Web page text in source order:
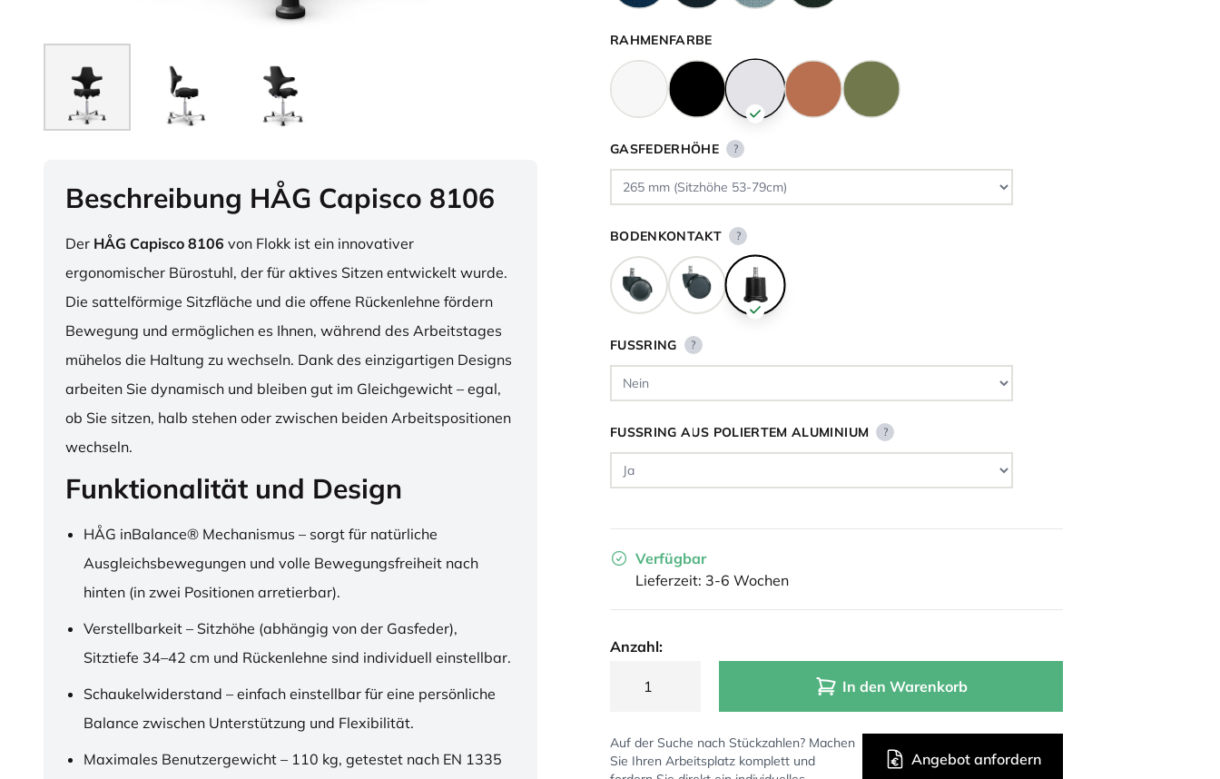
Beschreibung HÅG Capisco 8106
Der HÅG Capisco 8106 von Flokk ist ein innovativer
ergonomischer Bürostuhl, der für aktives Sitzen entwickelt wurde.
Die sattelförmige Sitzfläche und die offene Rückenlehne fördern
Bewegung und ermöglichen es Ihnen, während des Arbeitstages
mühelos die Haltung zu wechseln. Dank des einzigartigen Designs
arbeiten Sie dynamisch und bleiben gut im Gleichgewicht – egal,
ob Sie sitzen, halb stehen oder zwischen beiden Arbeitspositionen
wechseln.
Funktionalität und Design
HÅG inBalance® Mechanismus – sorgt für natürliche
Ausgleichsbewegungen und volle Bewegungsfreiheit nach
hinten (in zwei Positionen arretierbar).
Verstellbarkeit – Sitzhöhe (abhängig von der Gasfeder),
Sitztiefe 34–42 cm und Rückenlehne sind individuell einstellbar.
Schaukelwiderstand – einfach einstellbar für eine persönliche
Balance zwischen Unterstützung und Flexibilität.
Maximales Benutzergewicht – 110 kg, getestet nach EN 1335
RAHMENFARBE
GASFEDERHÖHE ?
BODENKONTAKT ?
FUSSRING ?
FUSSRING AUS POLIERTEM ALUMINIUM ?
Verfügbar
Lieferzeit: 3-6 Wochen
Anzahl:
In den Warenkorb
Auf der Suche nach Stückzahlen? Machen
Sie Ihren Arbeitsplatz komplett und
Angebot anfordern